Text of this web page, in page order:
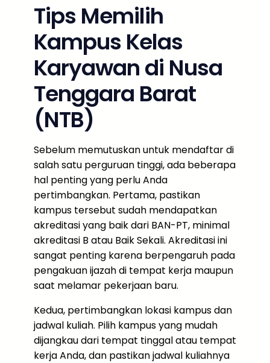
Tips Memilih
Kampus Kelas
Karyawan di Nusa
Tenggara Barat
(NTB)
Sebelum memutuskan untuk mendaftar di
salah satu perguruan tinggi, ada beberapa
hal penting yang perlu Anda
pertimbangkan. Pertama, pastikan
kampus tersebut sudah mendapatkan
akreditasi yang baik dari BAN-PT, minimal
akreditasi B atau Baik Sekali. Akreditasi ini
sangat penting karena berpengaruh pada
pengakuan ijazah di tempat kerja maupun
saat melamar pekerjaan baru.
Kedua, pertimbangkan lokasi kampus dan
jadwal kuliah. Pilih kampus yang mudah
dijangkau dari tempat tinggal atau tempat
kerja Anda, dan pastikan jadwal kuliahnya